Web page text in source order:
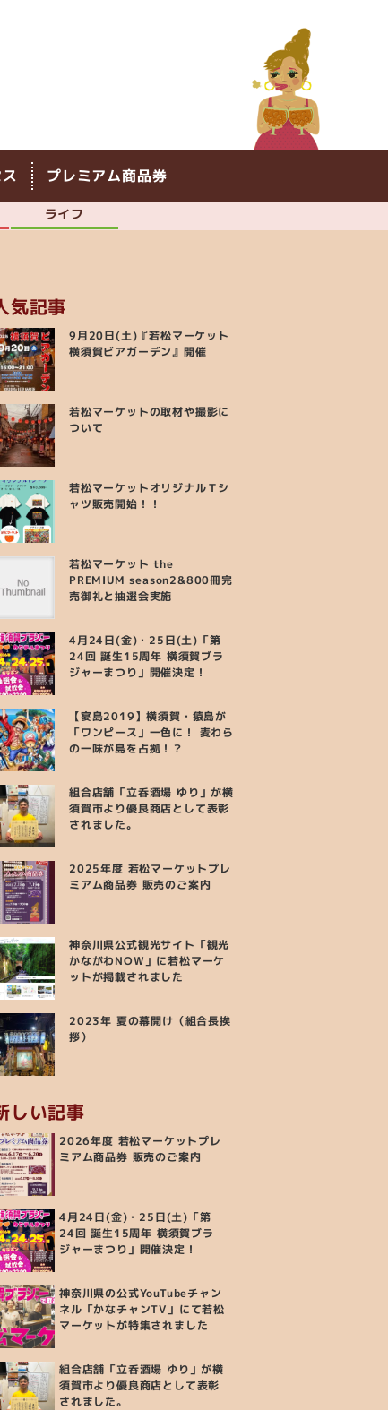
プレミアム商品券
ライフ
気記事
9月20日(土)『若松マーケット
横須賀ビアガーデン』開催
若松マーケットの取材や撮影に
ついて
若松マーケットオリジナルＴシ
ャツ販売開始！！
若松マーケット the
PREMIUM season2&800冊完
売御礼と抽選会実施
4月24日(金)・25日(土)「第
24回 誕生15周年 横須賀ブラ
ジャーまつり」開催決定！
【宴島2019】横須賀・猿島が
「ワンピース」一色に！ 麦わら
の一味が島を占拠！？
組合店舗「立呑酒場 ゆり」が横
須賀市より優良商店として表彰
されました。
2025年度 若松マーケットプレ
ミアム商品券 販売のご案内
神奈川県公式観光サイト「観光
かながわNOW」に若松マーケ
ットが掲載されました
2023年 夏の幕開け（組合長挨
拶）
しい記事
2026年度 若松マーケットプレ
ミアム商品券 販売のご案内
4月24日(金)・25日(土)「第
24回 誕生15周年 横須賀ブラ
ジャーまつり」開催決定！
神奈川県の公式YouTubeチャン
ネル「かなチャンTV」にて若松
マーケットが特集されました
組合店舗「立呑酒場 ゆり」が横
須賀市より優良商店として表彰
されました。